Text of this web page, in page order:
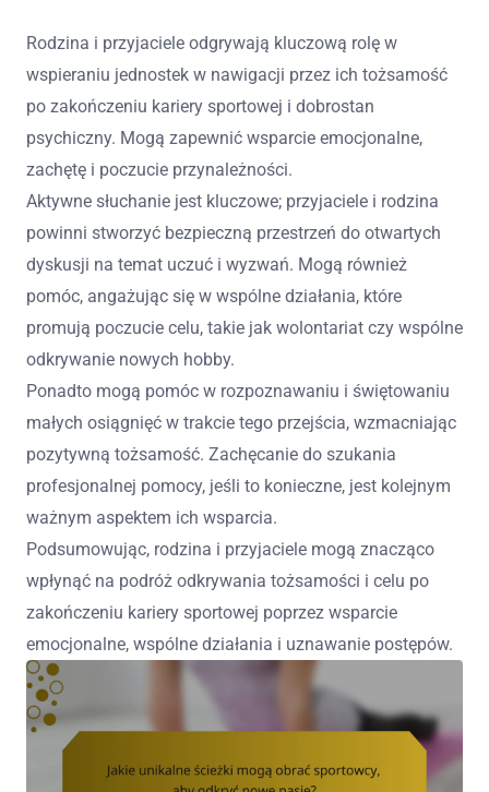
Rodzina i przyjaciele odgrywają kluczową rolę w
wspieraniu jednostek w nawigacji przez ich tożsamość
po zakończeniu kariery sportowej i dobrostan
psychiczny. Mogą zapewnić wsparcie emocjonalne,
zachętę i poczucie przynależności.
Aktywne słuchanie jest kluczowe; przyjaciele i rodzina
powinni stworzyć bezpieczną przestrzeń do otwartych
dyskusji na temat uczuć i wyzwań. Mogą również
pomóc, angażując się w wspólne działania, które
promują poczucie celu, takie jak wolontariat czy wspólne
odkrywanie nowych hobby.
Ponadto mogą pomóc w rozpoznawaniu i świętowaniu
małych osiągnięć w trakcie tego przejścia, wzmacniając
pozytywną tożsamość. Zachęcanie do szukania
profesjonalnej pomocy, jeśli to konieczne, jest kolejnym
ważnym aspektem ich wsparcia.
Podsumowując, rodzina i przyjaciele mogą znacząco
wpłynąć na podróż odkrywania tożsamości i celu po
zakończeniu kariery sportowej poprzez wsparcie
emocjonalne, wspólne działania i uznawanie postępów.